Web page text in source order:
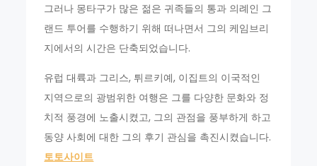
그러나 몽타구가 많은 젊은 귀족들의 통과 의례인 그
랜드 투어를 수행하기 위해 떠나면서 그의 케임브리
지에서의 시간은 단축되었습니다.
유럽 대륙과 그리스, 튀르키예, 이집트의 이국적인
지역으로의 광범위한 여행은 그를 다양한 문화와 정
치적 풍경에 노출시켰고, 그의 관점을 풍부하게 하고
동양 사회에 대한 그의 후기 관심을 촉진시켰습니다.
토토사이트